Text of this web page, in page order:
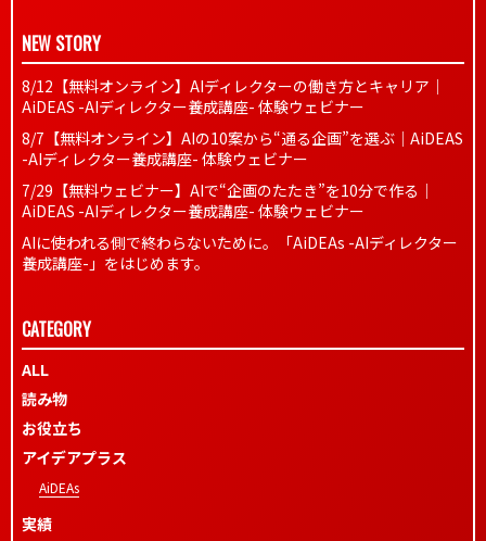
NEW STORY
8/12【無料オンライン】AIディレクターの働き方とキャリア｜
AiDEAS -AIディレクター養成講座- 体験ウェビナー
8/7【無料オンライン】AIの10案から“通る企画”を選ぶ｜AiDEAS
-AIディレクター養成講座- 体験ウェビナー
7/29【無料ウェビナー】AIで“企画のたたき”を10分で作る｜
AiDEAS -AIディレクター養成講座- 体験ウェビナー
AIに使われる側で終わらないために。「AiDEAs -AIディレクター
養成講座-」をはじめます。
CATEGORY
ALL
読み物
お役立ち
アイデアプラス
AiDEAs
実績